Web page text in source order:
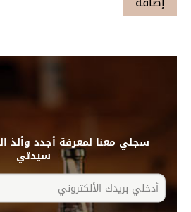
سجلي معنا لمعرفة أجدد
سيدتي